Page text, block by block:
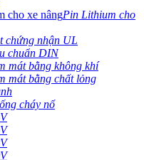
Pin Lithium cho
chứng nhận UL
chuẩn DIN
mát bằng không khí
mát bằng chất lỏng
cháy nổ